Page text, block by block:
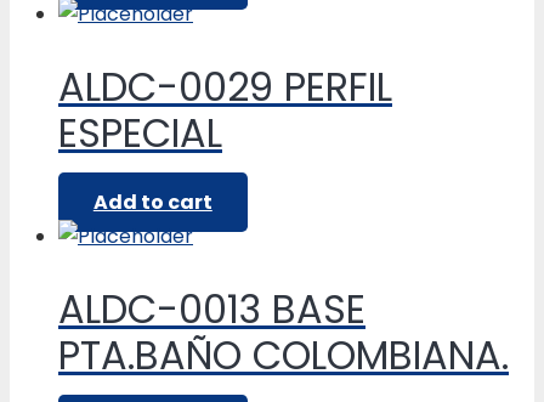
ALDC-0029 PERFIL
ESPECIAL
Add to cart
ALDC-0013 BASE
PTA.BAÑO COLOMBIANA.